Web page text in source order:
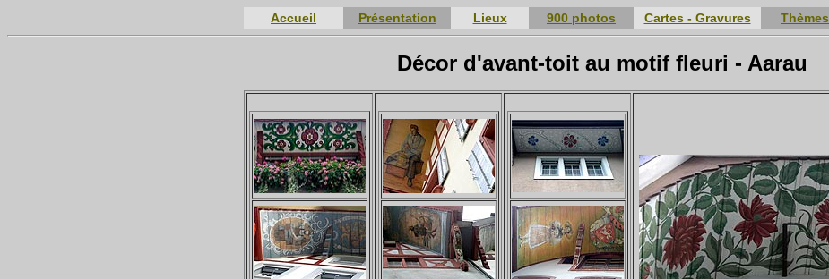
Accueil Présentation Lieux 900 photos Cartes - Gravures Thèmes
Décor d'avant-toit au motif fleuri - Aarau